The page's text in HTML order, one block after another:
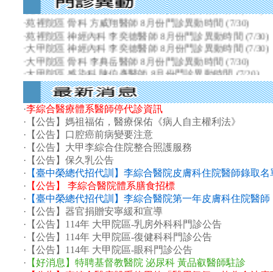
苑裡院區 眼科 鍾佳宏醫師 8、9月份門診異動時間(7/30)
苑裡院區 骨科 方威翔醫師 8月份門診異動時間 (7/30)
·苑裡院區 神經內科 李奕德醫師 8月份門診異動時間 (7/30)
·大甲院區 神經內科 李奕德醫師 8月份門診異動時間 (7/30)
大甲院區 骨科 李典岳醫師 8月份門診異動時間 (7/30)
大甲院區 感染科 陳伯彥醫師 8月份門診異動時間 (7/20)
·大甲院區 腎臟內科 陳采峯醫師 8月份門診異動時間(7/20)
大甲院區 身心科 彭祈龍醫師 8月份門診異動時間(7/20)
·大甲院區 腎臟內科 邱顯富醫師 8月份門診異動時間
· 美德醫院 身心科 彭祈龍醫師 8月份門診異動時間
· 順安醫院 感染科 陳伯彥醫師 8月份門診異動時間
· 苑裡院區 身心科 劉育宗醫師 8月份門診異動時間
· 苑裡院區 胸腔內科 張堯欽醫師 8月份門診異動時間
· 苑裡院區 泌尿外科 吳芃諺醫師 8月份門診異動時間(7/20)
·李綜合醫療體系醫師停代診資訊
· 【公告】媽祖福佑，醫療保佑《病人自主權利法》
· 【公告】口腔癌前病變要注意
· 【公告】大甲李綜合住院整合照護服務
· 【公告】保久乳公告
· 【臺中榮總代招代訓】李綜合醫院皮膚科住院醫師錄取名
· 【公告】 李綜合醫院體系膳食招標
· 【臺中榮總代招代訓】李綜合醫院第一年皮膚科住院醫師
· 【公告】器官捐贈安寧緩和宣導
· 【公告】114年 大甲院區-乳房外科科門診公告
· 【公告】114年 大甲院區-復健科科門診公告
· 【公告】114年 大甲院區-眼科門診公告
· 【好消息】特聘基督教醫院 泌尿科 黃品叡醫師駐診